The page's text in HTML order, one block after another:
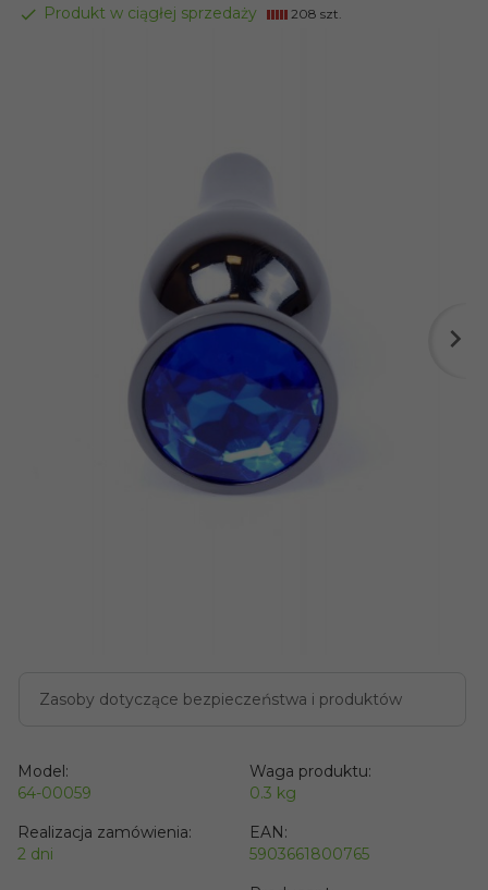
Produkt w ciągłej sprzedaży 208 szt.
Zasoby dotyczące bezpieczeństwa i produktów
Model:
64-00059
Waga produktu:
0.3 kg
Realizacja zamówienia:
2 dni
EAN:
5903661800765